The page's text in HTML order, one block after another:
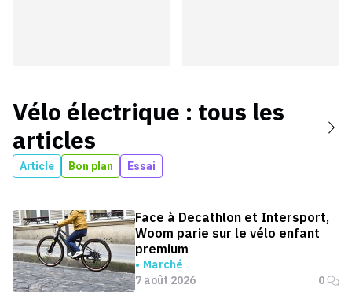
Vélo électrique : tous les
articles
Article Bon plan Essai
Face à Decathlon et Intersport,
Woom parie sur le vélo enfant
premium
Marché
7 août 2026
0